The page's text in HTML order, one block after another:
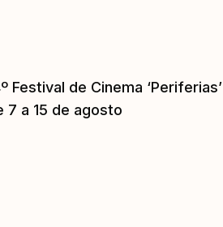
Festival de Cinema ‘Periferias’
7 a 15 de agosto